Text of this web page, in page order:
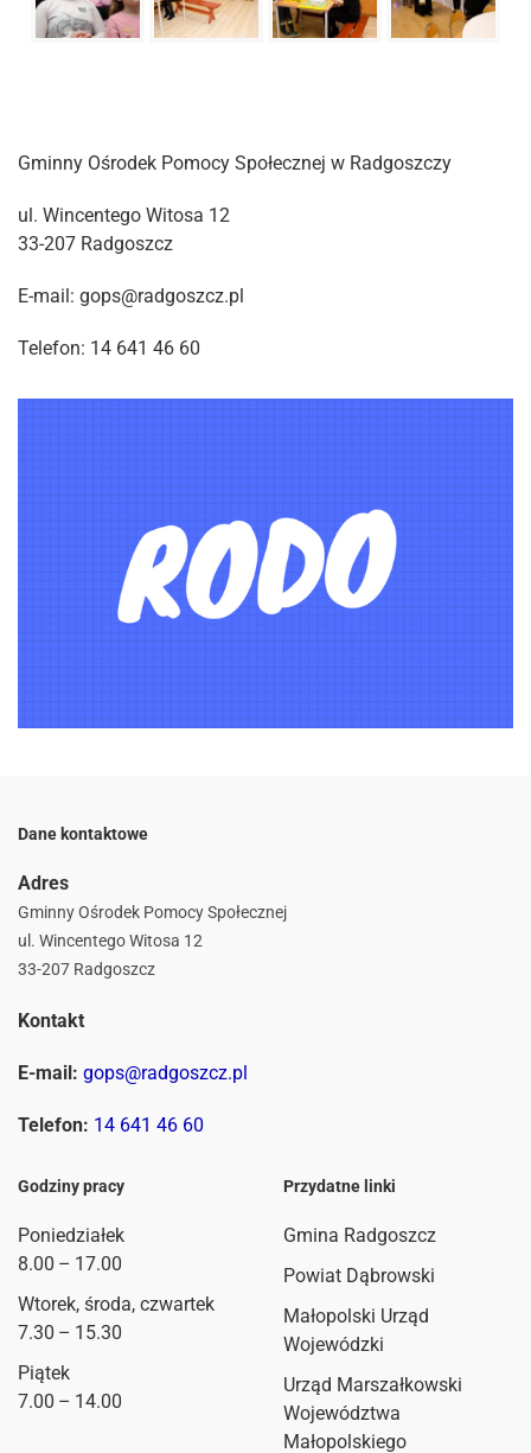
Gminny Ośrodek Pomocy Społecznej w Radgoszczy
ul. Wincentego Witosa 12
33-207 Radgoszcz
E-mail: gops@radgoszcz.pl
Telefon: 14 641 46 60
Dane kontaktowe
Adres
Gminny Ośrodek Pomocy Społecznej
ul. Wincentego Witosa 12
33-207 Radgoszcz
Kontakt
E-mail: gops@radgoszcz.pl
Telefon: 14 641 46 60
Godziny pracy
Poniedziałek
8.00 – 17.00
Wtorek, środa, czwartek
7.30 – 15.30
Piątek
7.00 – 14.00
Przydatne linki
Gmina Radgoszcz
Powiat Dąbrowski
Małopolski Urząd
Wojewódzki
Urząd Marszałkowski
Województwa
Małopolskiego